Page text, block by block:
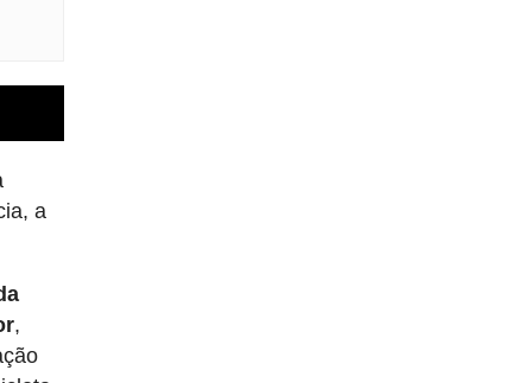
a
,